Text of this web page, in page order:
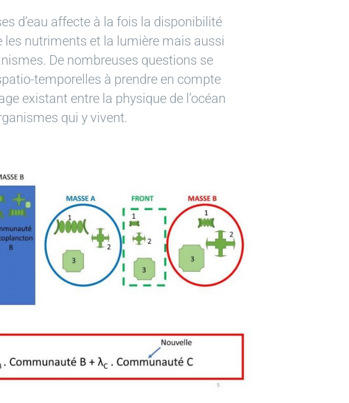
d’eau affecte à la fois la disponibilité
les nutriments et la lumière mais aussi
De nombreuses questions se
temporelles à prendre en compte
existant entre la physique de l’océan
qui y vivent.